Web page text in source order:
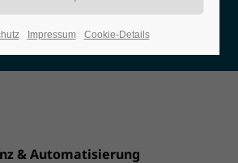
& Automatisierung
Impressum Cookie-Details